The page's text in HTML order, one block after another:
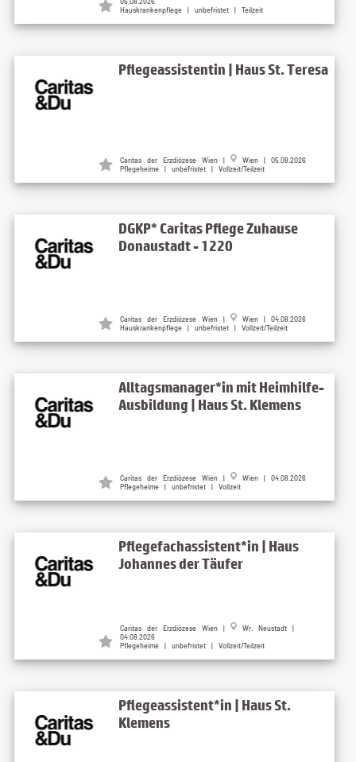
Hauskrankenpflege | unbefristet | Teilzeit
Pflegeassistentin | Haus St. Teresa
Caritas der Erzdiözese Wien |
Wien | 05.08.2026
Pflegeheime | unbefristet | Vollzeit/Teilzeit
DGKP* Caritas Pflege Zuhause
Donaustadt - 1220
Caritas der Erzdiözese Wien |
Wien | 04.08.2026
Hauskrankenpflege | unbefristet | Vollzeit/Teilzeit
Alltagsmanager*in mit Heimhilfe-
Ausbildung | Haus St. Klemens
Caritas der Erzdiözese Wien |
Wien | 04.08.2026
Pflegeheime | unbefristet | Vollzeit
Pflegefachassistent*in | Haus
Johannes der Täufer
Caritas der Erzdiözese Wien |
Wr. Neustadt |
04.08.2026
Pflegeheime | unbefristet | Vollzeit/Teilzeit
Pflegeassistent*in | Haus St.
Klemens